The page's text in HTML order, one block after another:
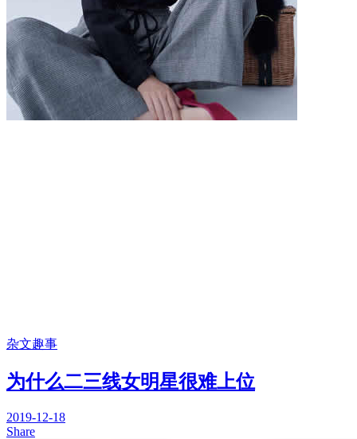
杂文趣事
为什么二三线女明星很难上位
2019-12-18
Share